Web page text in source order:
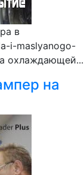
в
i-maslyanogo-
охлаждающей...
на